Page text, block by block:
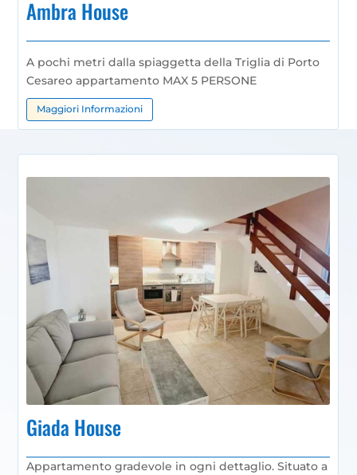
Ambra House
A pochi metri dalla spiaggetta della Triglia di Porto
Cesareoappartamento MAX 5 PERSONE
Maggiori Informazioni
Giada House
Appartamento gradevole in ogni dettaglio. Situato a